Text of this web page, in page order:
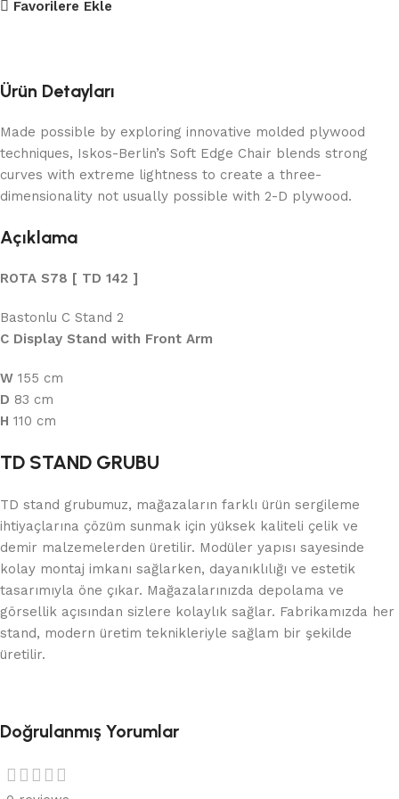
Favorilere Ekle
Ürün Detayları
Made possible by exploring innovative molded plywood
techniques, Iskos-Berlin’s Soft Edge Chair blends strong
curves with extreme lightness to create a three-
dimensionality not usually possible with 2-D plywood.
Açıklama
ROTA S78 [ TD 142 ]
Bastonlu C Stand 2
C Display Stand with Front Arm
W 155 cm
D 83 cm
H 110 cm
TD STAND GRUBU
TD stand grubumuz, mağazaların farklı ürün sergileme
ihtiyaçlarına çözüm sunmak için yüksek kaliteli çelik ve
demir malzemelerden üretilir. Modüler yapısı sayesinde
kolay montaj imkanı sağlarken, dayanıklılığı ve estetik
tasarımıyla öne çıkar. Mağazalarınızda depolama ve
görsellik açısından sizlere kolaylık sağlar. Fabrikamızda her
stand, modern üretim teknikleriyle sağlam bir şekilde
üretilir.
Doğrulanmış Yorumlar